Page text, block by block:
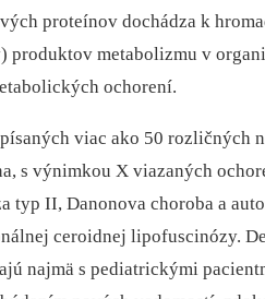
proteínov dochádza k
produktov metabolizmu v
ochorení.
viac ako 50 rozličných
s výnimkou X viazaných
typ II, Danonova choroba a
ceroidnej lipofuscinózy.
najmä s pediatrickými